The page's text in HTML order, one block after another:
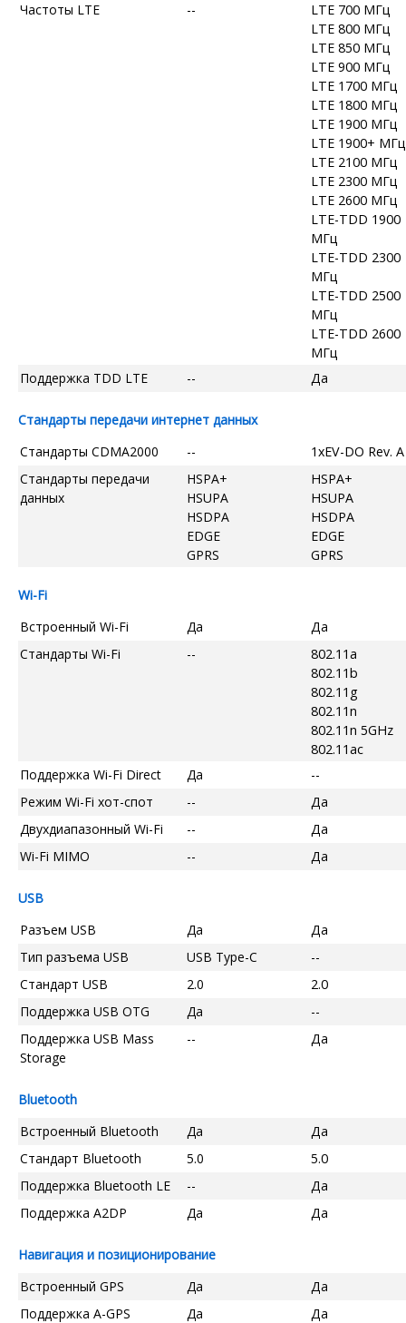
Частоты LTE --
LTE 700 МГц
LTE 800 МГц
LTE 850 МГц
LTE 900 МГц
LTE 1700 МГц
LTE 1800 МГц
LTE 1900 МГц
LTE 1900+ МГц
LTE 2100 МГц
LTE 2300 МГц
LTE 2600 МГц
LTE-TDD 1900
МГц
LTE-TDD 2300
МГц
LTE-TDD 2500
МГц
LTE-TDD 2600
МГц
Поддержка TDD LTE
-- Да
Стандарты передачи интернет данных
Стандарты CDMA2000
--
1xEV-DO Rev. A
Стандарты передачи
данных
HSPA+
HSUPA
HSDPA
EDGE
GPRS
HSPA+
HSUPA
HSDPA
EDGE
GPRS
Wi-Fi
Встроенный Wi-Fi
Да
Да
Стандарты Wi-Fi
--
802.11a
802.11b
802.11g
802.11n
802.11n 5GHz
802.11ac
Поддержка Wi-Fi Direct
Да
--
Режим Wi-Fi хот-спот
--
Да
Двухдиапазонный Wi-Fi
--
Да
Wi-Fi MIMO
-- Да
USB
Разъем USB
Да
Да
Тип разъема USB
USB Type-C
--
Стандарт USB
2.0
2.0
Поддержка USB OTG
Да
--
Поддержка USB Mass
Storage
-- Да
Bluetooth
Встроенный Bluetooth
Да
Да
Стандарт Bluetooth
5.0
5.0
Поддержка Bluetooth LE
--
Да
Поддержка A2DP
Да Да
Навигация и позиционирование
Встроенный GPS
Да
Да
Поддержка A-GPS
Да
Да